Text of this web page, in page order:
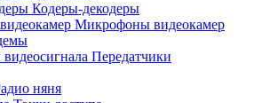
Кодеры-декодеры
Микрофоны видеокамер
Передатчики
няня